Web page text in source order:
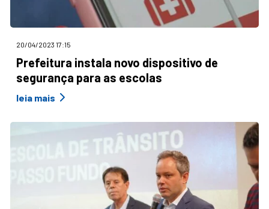
20/04/2023 17:15
Prefeitura instala novo dispositivo de
segurança para as escolas
leia mais